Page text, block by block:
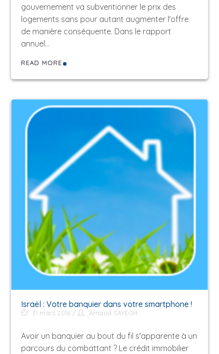
gouvernement va subventionner le prix des
logements sans pour autant augmenter l'offre
de manière conséquente. Dans le rapport
annuel…
READ MORE
Israël : Votre banquier dans votre smartphone !
31 mars 2016 Arnaud SAYEGH
Avoir un banquier au bout du fil s'apparente à un
parcours du combattant ? Le crédit immobilier